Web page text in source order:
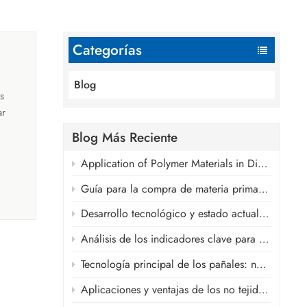
Categorías
Blog
Blog Más Reciente
Application of Polymer Materials in Disposable Absorbent Hygiene Products
Guía para la compra de materia prima para compresas sanitarias
Desarrollo tecnológico y estado actual de las cintas frontales, las cintas laterales y los materiales de la cintura elástica de los pañales.
Análisis de los indicadores clave para las películas transpirables de la capa posterior en pañales
Tecnología principal de los pañales: núcleo absorbente SAP ultrafino.
Aplicaciones y ventajas de los no tejidos spunlace en productos de higiene.
y
la